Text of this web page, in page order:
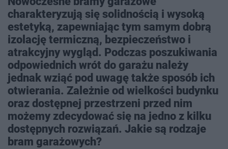
charakteryzują się solidnością i wysoką
estetyką, zapewniając tym samym dobrą
izolację termiczną, bezpieczeństwo i
atrakcyjny wygląd. Podczas poszukiwania
odpowiednich wrót do garażu należy
jednak wziąć pod uwagę także sposób ich
otwierania. Zależnie od wielkości budynku
oraz dostępnej przestrzeni przed nim
możemy zdecydować się na jedno z kilku
dostępnych rozwiązań. Jakie są rodzaje
bram garażowych?